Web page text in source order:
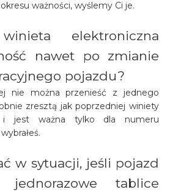
ważności, wyślemy Ci je.
elektroniczna
nawet po zmianie
pojazdu?
nie można przenieść z jednego
zresztą jak poprzedniej winiety
jest ważna tylko dla numeru
w sytuacji, jeśli pojazd
tablice